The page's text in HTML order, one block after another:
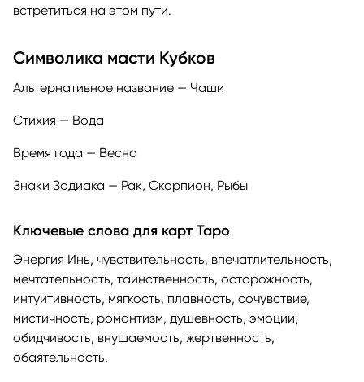
встретиться на этом пути.
Символика масти Кубков
Альтернативное название — Чаши
Стихия — Вода
Время года — Весна
Знаки Зодиака — Рак, Скорпион, Рыбы
Ключевые слова для карт Таро
Энергия Инь, чувствительность, впечатлительность,
мечтательность, таинственность, осторожность,
интуитивность, мягкость, плавность, сочувствие,
мистичность, романтизм, душевность, эмоции,
обидчивость, внушаемость, жертвенность,
обаятельность.